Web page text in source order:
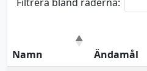
Namn Ändamål